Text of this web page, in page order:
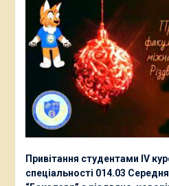
Привітання студентами ІV
спеціальності 014.03